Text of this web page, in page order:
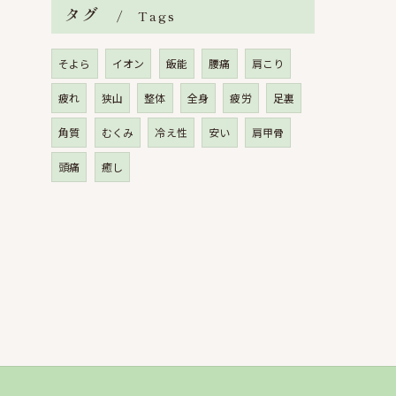
タグ Tags
そよら イオン 飯能 腰痛 肩こり
疲れ 狭山 整体 全身 疲労 足裏
角質 むくみ 冷え性 安い 肩甲骨
頭痛 癒し